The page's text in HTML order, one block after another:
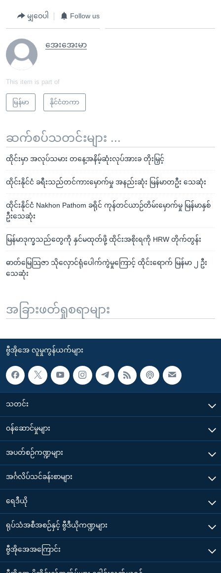
မျှဝေပါ Follow us
အေးအေးမာ
This item is part of
မြန်မာ နိုင်ငံတကာ
ဆက်စပ်သတင်းများ ...
ထိုင်းမှာ အလုပ်သမား တနေ့အနိမ့်ဆုံးလုပ်အားခ တိုးမြှင့်
ထိုင်းနိုင်ငံ ခရီးသည်တင်ကားမှောက်မှု အနည်းဆုံး မြန်မာတဦး သေဆုံး
ထိုင်းနိုင်ငံ Nakhon Pathom ခရိုင် ကုန်တင်ယာဉ်တိမ်းမှောက်မှု မြန်မာနှစ်
ဦးသေဆုံး
မြန်မာဒုက္ခသည်တွေကို နှင်မထုတ်ဖို့ ထိုင်းအစိုးရကို HRW တိုက်တွန်း
ဓာတ်မြေသြဇာ သိုလှောင်ရုံပေါက်ကွဲမှုကြောင့် ထိုင်းရောက် မြန်မာ ၂ ဦး
သေဆုံး
အခြားဖတ်ရှုစရာများ
ဗွီအိုအေ လူမှုကွန်ယက်များ
သတင်း
၀န်ဆောင်မှုများ
အပတ်စဉ်ကဏ္ဍများ
အင်္ဂလိပ်သင်ခန်းစာများ
ရေဒီယို
ရုပ်သံအစီအစဉ်နှင့် ဗွီဒီယိုကဏ္ဍများ
ဗွီအိုအေအကြောင်း